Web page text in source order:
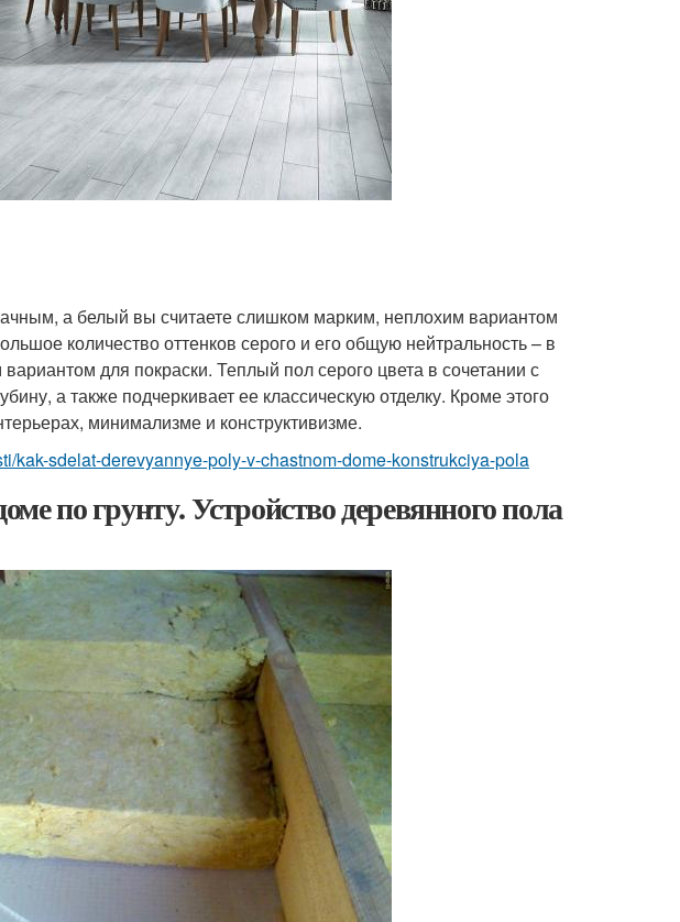
а белый вы считаете слишком марким, неплохим вариантом
количество оттенков серого и его общую нейтральность – в
для покраски. Теплый пол серого цвета в сочетании с
а также подчеркивает ее классическую отделку. Кроме этого
минимализме и конструктивизме.
kak-sdelat-derevyannye-poly-v-chastnom-dome-konstrukciya-pola
по грунту. Устройство деревянного пола